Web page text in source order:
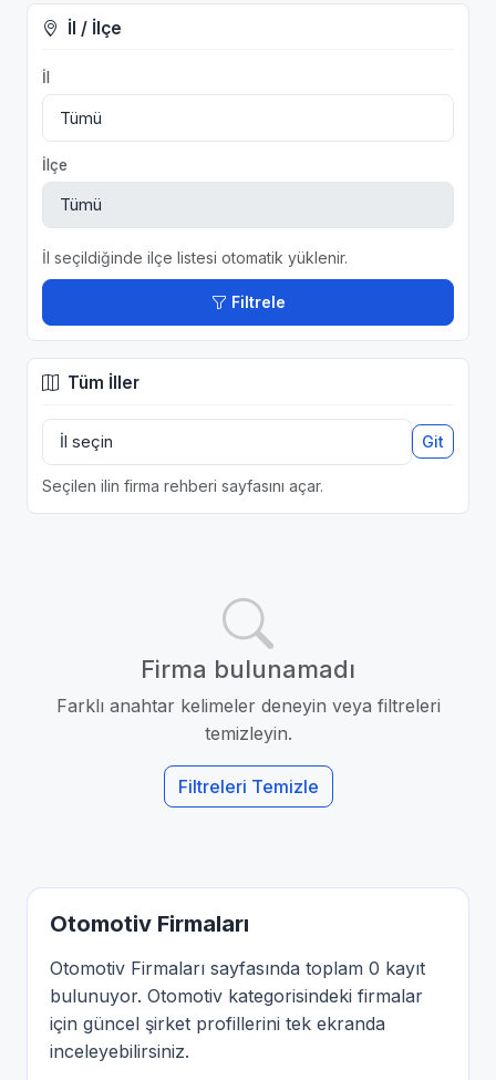
İl / İlçe
İl
İlçe
İl seçildiğinde ilçe listesi otomatik yüklenir.
Filtrele
Tüm İller
Git
Seçilen ilin firma rehberi sayfasını açar.
Firma bulunamadı
Farklı anahtar kelimeler deneyin veya filtreleri
temizleyin.
Filtreleri Temizle
Otomotiv Firmaları
Otomotiv Firmaları sayfasında toplam 0 kayıt
bulunuyor. Otomotiv kategorisindeki firmalar
için güncel şirket profillerini tek ekranda
inceleyebilirsiniz.